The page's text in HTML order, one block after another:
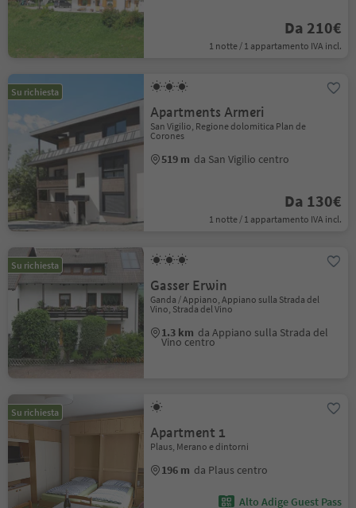
Da 210€
1 notte / 1 appartamento IVA incl.
Su richiesta
Apartments Armeri
San Vigilio, Regione dolomitica Plan de
Corones
519 m da San Vigilio centro
Da 130€
1 notte / 1 appartamento IVA incl.
Su richiesta
Gasser Erwin
Ganda / Appiano, Appiano sulla Strada del
Vino, Strada del Vino
1.3 km da Appiano sulla Strada del
Vino centro
Su richiesta
Apartment 1
Plaus, Merano e dintorni
196 m da Plaus centro
Alto Adige Guest Pass